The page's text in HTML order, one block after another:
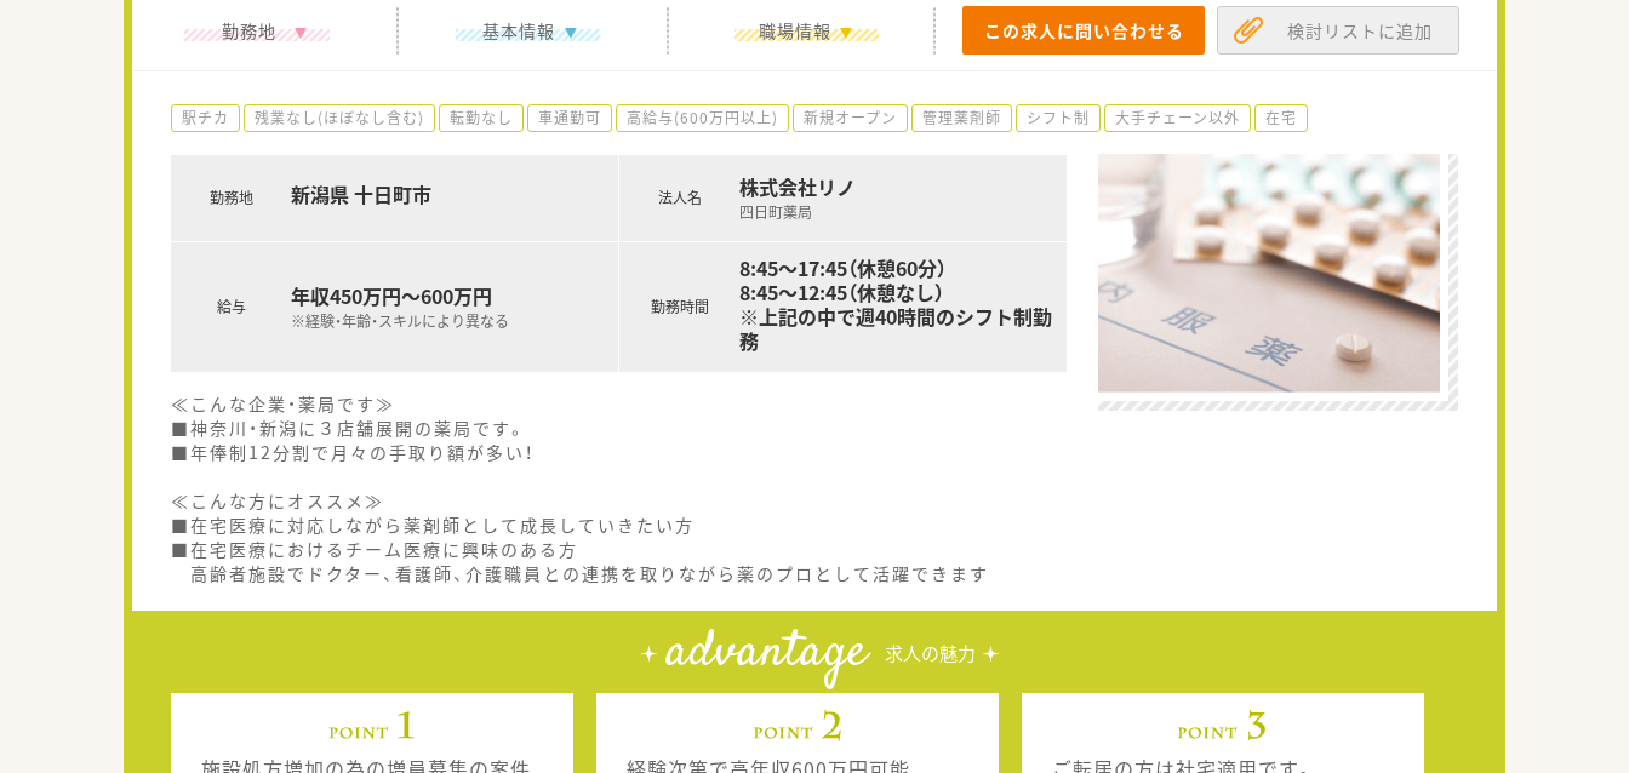
勤務地 基本情報 職場情報 この求人に問い合わせる 検討リストに追加
駅チカ 残業なし(ほぼなし含む) 転勤なし 車通勤可 高給与(600万円以上) 新規オープン 管理薬剤師 シフト制 大手チェーン以外 在宅
勤務地 新潟県 十日町市
給与 年収450万円～600万円
※経験・年齢・スキルにより異なる
法人名 株式会社リノ
四日町薬局
勤務時間
8:45～17:45（休憩60分）
8:45～12:45（休憩なし）
※上記の中で週40時間のシフト制勤
務
≪こんな企業・薬局です≫
■神奈川・新潟に３店舗展開の薬局です。
■年俸制12分割で月々の手取り額が多い！
≪こんな方にオススメ≫
■在宅医療に対応しながら薬剤師として成長していきたい方
■在宅医療におけるチーム医療に興味のある方
高齢者施設でドクター、看護師、介護職員との連携を取りながら薬のプロとして活躍できます
advantage 求人の魅力